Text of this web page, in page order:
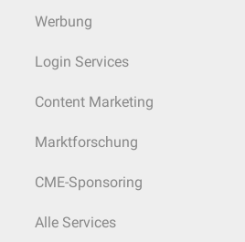
Werbung
Login Services
Content Marketing
Marktforschung
CME-Sponsoring
Alle Services